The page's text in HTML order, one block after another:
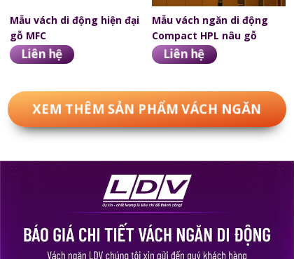
XEM THÊM SẢN PHẨM VÁCH NGĂN
Mẫu vách ngăn di động
Compact HPL nâu gỗ
Liên hệ
Mẫu vách di động hiện đại
gỗ MFC
Liên hệ